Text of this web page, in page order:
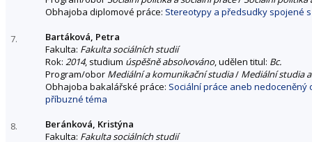
Obhajoba diplomové práce: Stereotypy a předsudky spojené
7.
Bartáková, Petra
Fakulta: Fakulta sociálních studií
Rok: 2014, studium úspěšně absolvováno, udělen titul: Bc.
Program/obor Mediální a komunikační studia/ Mediální studia
Obhajoba bakalářské práce: Sociální práce aneb
příbuzné téma
8.
Beránková, Kristýna
Fakulta: Fakulta sociálních studií